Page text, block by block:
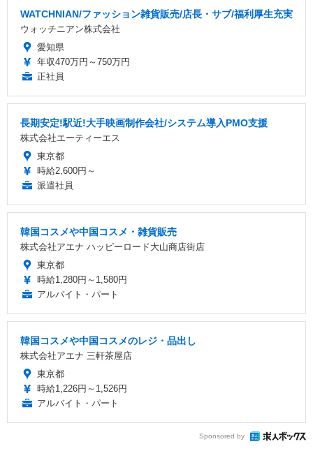
WATCHNIAN/ファッション雑貨販売/店長・サブ/福利厚生充実
ウォッチニアン株式会社
愛知県
年収470万円～750万円
正社員
長期安定!駅近!大手映画制作会社/システム導入PMO支援
株式会社エーティーエス
東京都
時給2,600円～
派遣社員
韓国コスメや中国コスメ・雑貨販売
株式会社アエナ ハッピーロード大山商店街店
東京都
時給1,280円～1,580円
アルバイト・パート
韓国コスメや中国コスメのレジ・品出し
株式会社アエナ 三軒茶屋店
東京都
時給1,226円～1,526円
アルバイト・パート
Sponsored by